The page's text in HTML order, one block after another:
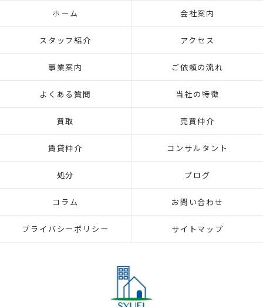
ホーム 会社案内
スタッフ紹介 アクセス
事業案内 ご依頼の流れ
よくある質問 当社の特徴
買取 売買仲介
賃貸仲介 コンサルタント
処分 ブログ
コラム お問い合わせ
プライバシーポリシー サイトマップ